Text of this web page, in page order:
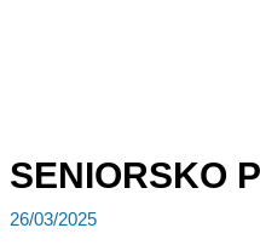
SENIORSKO
26/03/2025